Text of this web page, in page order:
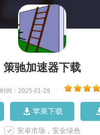
策驰加速器下载
时间：2025-01-29
苹果下载
安卓市场，安全绿色